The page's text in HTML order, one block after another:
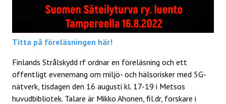
Titta på föreläsningen här!
Finlands Strålskydd rf ordnar en föreläsning och ett
offentligt evenemang om miljö- och hälsorisker med 5G-
nätverk, tisdagen den 16 augusti kl. 17-19 i Metsos
huvudbibliotek. Talare är Mikko Ahonen, fil.dr, forskare i